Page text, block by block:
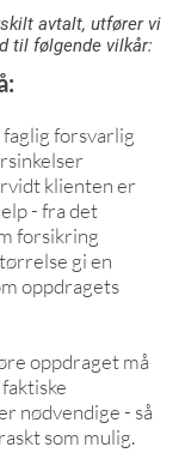
avtalt, utfører vi
til følgende vilkår:
forsvarlig
klienten er
- fra det
forsikring
gi en
oppdragets
oppdraget må
nødvendige - så
som mulig.